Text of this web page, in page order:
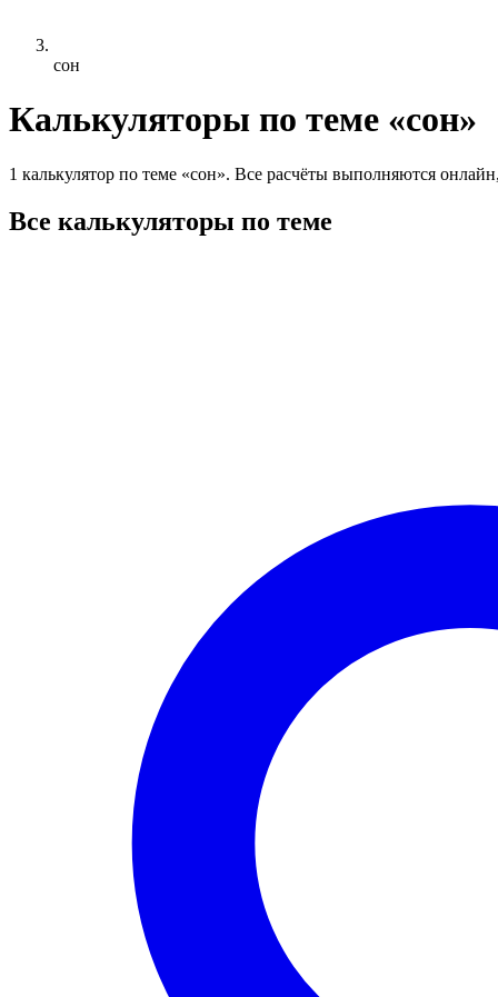
сон
Калькуляторы по теме «сон»
1 калькулятор по теме «сон». Все расчёты выполняются
Все калькуляторы по теме